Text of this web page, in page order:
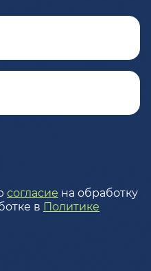
согласие на обработку
в Политике